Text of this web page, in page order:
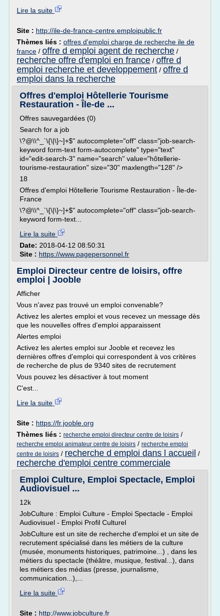
Lire la suite
Site : http://ile-de-france-centre.emploipublic.fr
Thèmes liés : offres d'emploi charge de recherche ile de
france / offre d emploi agent de recherche /
recherche offre d'emploi en france / offre d
emploi recherche et developpement / offre d
emploi dans la recherche
Offres d'emploi Hôtellerie Tourisme
Restauration - Île-de ...
Offres sauvegardées (0)
Search for a job
\?@\\^_`\{\|\}~]+$" autocomplete="off" class="job-search-
keyword form-text form-autocomplete" type="text"
id="edit-search-3" name="search" value="hôtellerie-
tourisme-restauration" size="30" maxlength="128" />
18
Offres d'emploi Hôtellerie Tourisme Restauration - Île-de-
France
\?@\\^_`\{\|\}~]+$" autocomplete="off" class="job-search-
keyword form-text...
Lire la suite
Date: 2018-04-12 08:50:31
Site : https://www.pagepersonnel.fr
Emploi Directeur centre de loisirs, offre
emploi | Jooble
Afficher
Vous n'avez pas trouvé un emploi convenable?
Activez les alertes emploi et vous recevez un message dès
que les nouvelles offres d'emploi apparaissent
Alertes emploi
Activez les alertes emploi sur Jooble et recevez les
dernières offres d'emploi qui correspondent à vos critères
de recherche de plus de 9340 sites de recrutement
Vous pouvez les désactiver à tout moment
C'est...
Lire la suite
Site : https://fr.jooble.org
Thèmes liés : recherche emploi directeur centre de loisirs /
recherche emploi animateur centre de loisirs / recherche emploi
centre de loisirs / recherche d emploi dans l accueil /
recherche d'emploi centre commerciale
Emploi Culture, Emploi Spectacle, Emploi
Audiovisuel ...
12k
JobCulture : Emploi Culture - Emploi Spectacle - Emploi
Audiovisuel - Emploi Profil Culturel
JobCulture est un site de recherche d'emploi et un site de
recrutement spécialisé dans les métiers de la culture
(musée, monuments historiques, patrimoine...) , dans les
métiers du spectacle (théâtre, musique, festival...), dans
les métiers des médias (presse, journalisme,
communication...),...
Lire la suite
Site : http://www.jobculture.fr